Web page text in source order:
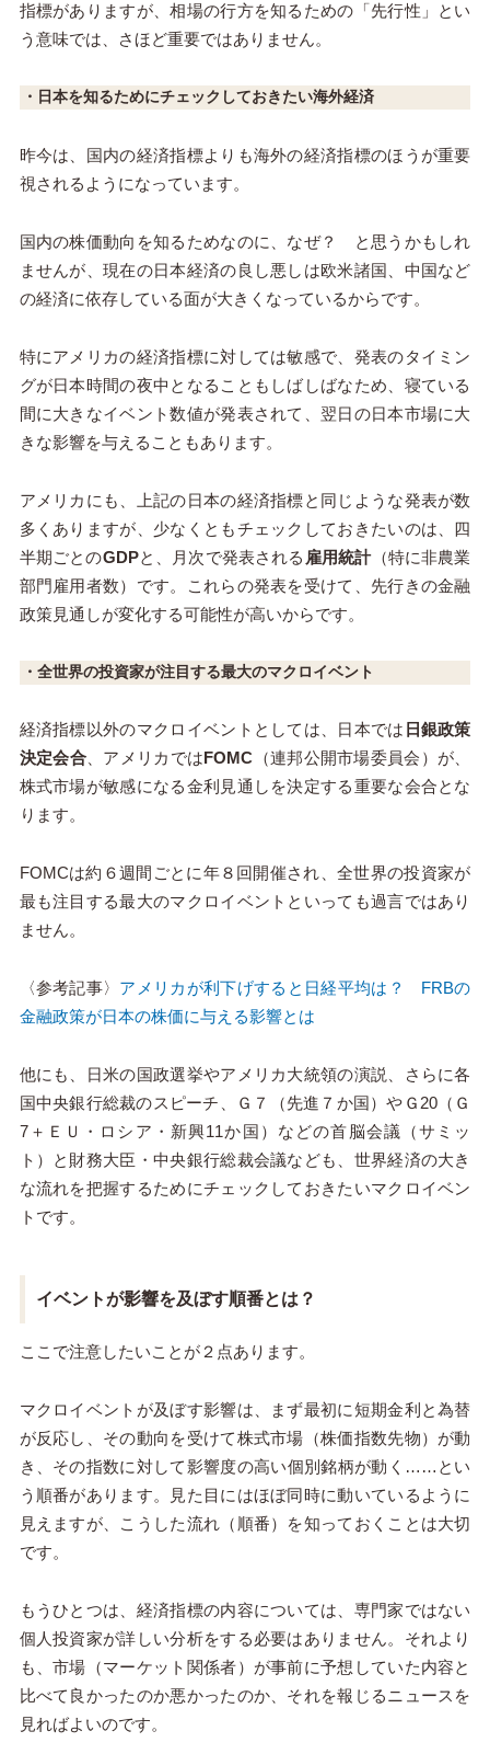
指標がありますが、相場の行方を知るための「先行性」とい
う意味では、さほど重要ではありません。
・日本を知るためにチェックしておきたい海外経済
昨今は、国内の経済指標よりも海外の経済指標のほうが重要
視されるようになっています。
国内の株価動向を知るためなのに、なぜ？ と思うかもしれ
ませんが、現在の日本経済の良し悪しは欧米諸国、中国など
の経済に依存している面が大きくなっているからです。
特にアメリカの経済指標に対しては敏感で、発表のタイミン
グが日本時間の夜中となることもしばしばなため、寝ている
間に大きなイベント数値が発表されて、翌日の日本市場に大
きな影響を与えることもあります。
アメリカにも、上記の日本の経済指標と同じような発表が数
多くありますが、少なくともチェックしておきたいのは、四
半期ごとのGDPと、月次で発表される 雇用統計（特に非農業
部門雇用者数）です。これらの発表を受けて、先行きの金融
政策見通しが変化する可能性が高いからです。
・全世界の投資家が注目する最大のマクロイベント
経済指標以外のマクロイベントとしては、日本では 日銀政策
決定会合、アメリカではFOMC （連邦公開市場委員会）が、
株式市場が敏感になる金利見通しを決定する重要な会合とな
ります。
FOMCは約６週間ごとに年８回開催され、全世界の投資家が
最も注目する最大のマクロイベントといっても過言ではあり
ません。
〈参考記事〉 アメリカが利下げすると日経平均は？ FRBの
金融政策が日本の株価に与える影響とは
他にも、日米の国政選挙やアメリカ大統領の演説、さらに各
国中央銀行総裁のスピーチ、Ｇ７（先進７か国）やＧ20（Ｇ
7＋ＥＵ・ロシア・新興11か国）などの首脳会議（サミッ
ト）と財務大臣・中央銀行総裁会議なども、世界経済の大き
な流れを把握するためにチェックしておきたいマクロイベン
トです。
イベントが影響を及ぼす順番とは？
ここで注意したいことが２点あります。
マクロイベントが及ぼす影響は、まず最初に短期金利と為替
が反応し、その動向を受けて株式市場（株価指数先物）が動
き、その指数に対して影響度の高い個別銘柄が動く……とい
う順番があります。見た目にはほぼ同時に動いているように
見えますが、こうした流れ（順番）を知っておくことは大切
です。
もうひとつは、経済指標の内容については、専門家ではない
個人投資家が詳しい分析をする必要はありません。それより
も、市場（マーケット関係者）が事前に予想していた内容と
比べて良かったのか悪かったのか、それを報じるニュースを
見ればよいのです。